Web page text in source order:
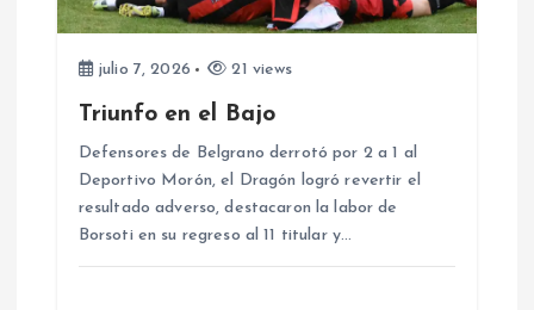
julio 7, 2026 21 views
Triunfo en el Bajo
Defensores de Belgrano derrotó por 2 a 1 al
Deportivo Morón, el Dragón logró revertir el
resultado adverso, destacaron la labor de
Borsoti en su regreso al 11 titular y…